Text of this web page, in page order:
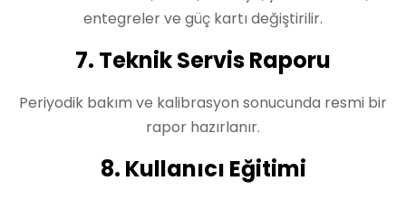
entegreler ve güç kartı değiştirilir.
7. Teknik Servis Raporu
Periyodik bakım ve kalibrasyon sonucunda resmi bir
rapor hazırlanır.
8. Kullanıcı Eğitimi